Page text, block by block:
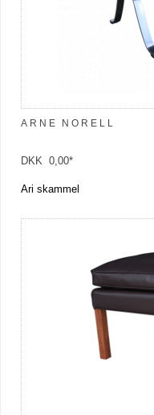
ARNE NORELL
DKK 0,00*
Ari skammel